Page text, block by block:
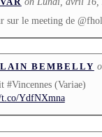
sur le meeting de
BEMBELLY
#Vincennes (Variae)
YdfNXmna